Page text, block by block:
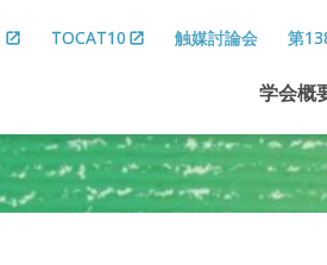
TOCAT10 触媒討論会 第
学会概